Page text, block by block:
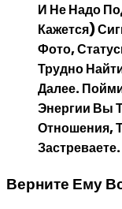
И Не Надо
Кажется)
Фото,
Трудно
Далее.
Энергии Вы
Отношения,
Застреваете.
Верните Ему